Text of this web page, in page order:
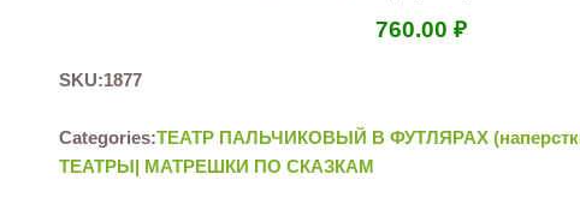
760.00₽
SKU:1877
Categories:ТЕАТР ПАЛЬЧИКОВЫЙ В ФУТЛЯРАХ
ТЕАТРЫ| МАТРЕШКИ ПО СКАЗКАМ